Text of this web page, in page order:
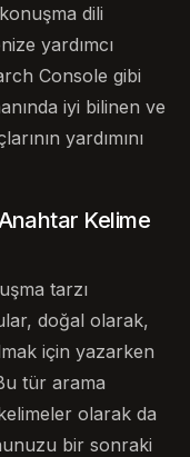
dili
yardımcı
Console gibi
iyi bilinen ve
yardımını
Kelime
tarzı
doğal olarak,
için yazarken
tür arama
olarak da
bir sonraki